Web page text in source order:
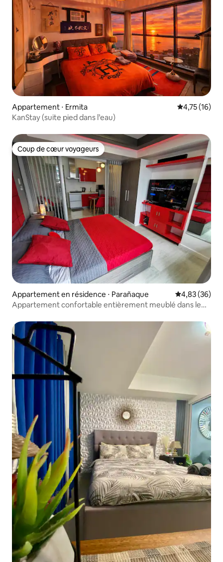
Appartement ⋅ Ermita Évaluation
4,75 (16)
KanStay (suite pied dans l’eau)
Coup de cœur voyageurs
Coup de cœur voyageurs
Appartement en résidence ⋅ Parañaque Évaluation
4,83 (36)
Appartement confortable entièrement meublé dans le